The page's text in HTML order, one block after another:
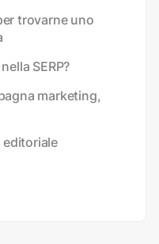
trovarne uno
SERP?
marketing,
editoriale